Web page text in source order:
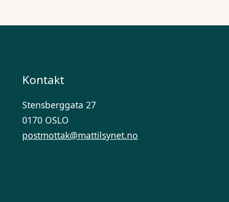
Kontakt
Stensberggata 27
0170 OSLO
postmottak@mattilsynet.no